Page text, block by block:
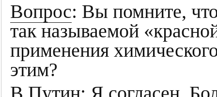
Вопрос: Вы помните,
так называемой
применения
этим?